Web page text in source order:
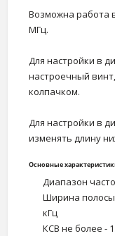
Возможна работа
МГц.
Для настройки в
настроечный
колпачком.
Для настройки в
изменять длину
Основные
Диапазон
Ширина полосы
кГц
КСВ не более -